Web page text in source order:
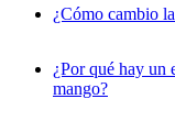
¿Cómo cambio
¿Por qué hay un
mango?